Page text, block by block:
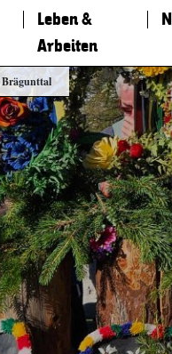
Leben &
Arbeiten
Brägunttal